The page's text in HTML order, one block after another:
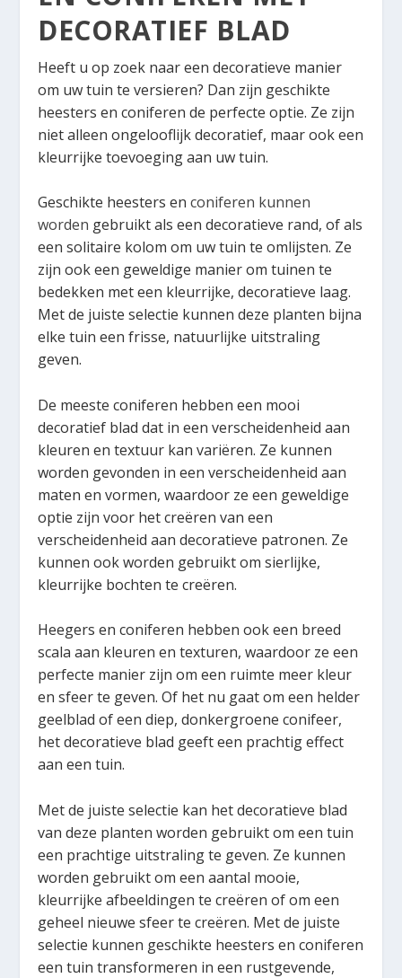
DECORATIEF BLAD
Heeft u op zoek naar een decoratieve manier
om uw tuin te versieren? Dan zijn geschikte
heesters en coniferen de perfecte optie. Ze zijn
niet alleen ongelooflijk decoratief, maar ook een
kleurrijke toevoeging aan uw tuin.
Geschikte heesters enconiferen kunnen
worden gebruikt als een decoratieve rand, of als
een solitaire kolom om uw tuin te omlijsten. Ze
zijn ook een geweldige manier om tuinen te
bedekken met een kleurrijke, decoratieve laag.
Met de juiste selectie kunnen deze planten bijna
elke tuin een frisse, natuurlijke uitstraling
geven.
De meeste coniferen hebben een mooi
decoratief blad dat in een verscheidenheid aan
kleuren en textuur kan variëren. Ze kunnen
worden gevonden in een verscheidenheid aan
maten en vormen, waardoor ze een geweldige
optie zijn voor het creëren van een
verscheidenheid aan decoratieve patronen. Ze
kunnen ook worden gebruikt om sierlijke,
kleurrijke bochten te creëren.
Heegers en coniferen hebben ook een breed
scala aan kleuren en texturen, waardoor ze een
perfecte manier zijn om een ruimte meer kleur
en sfeer te geven. Of het nu gaat om een helder
geelblad of een diep, donkergroene conifeer,
het decoratieve blad geeft een prachtig effect
aan een tuin.
Met de juiste selectie kan het decoratieve blad
van deze planten worden gebruikt om een tuin
een prachtige uitstraling te geven. Ze kunnen
worden gebruikt om een aantal mooie,
kleurrijke afbeeldingen te creëren of om een
geheel nieuwe sfeer te creëren. Met de juiste
selectie kunnen geschikte heesters en coniferen
een tuin transformeren in een rustgevende,